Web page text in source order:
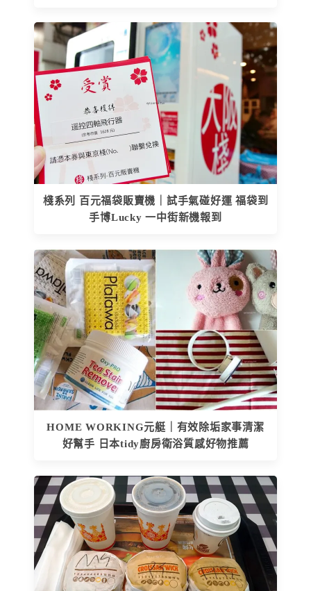
棧系列 百元福袋販賣機｜試手氣碰好運 福袋到
手博Lucky 一中街新機報到
HOME WORKING元艇｜有效除垢家事清潔
好幫手 日本tidy廚房衛浴質感好物推薦